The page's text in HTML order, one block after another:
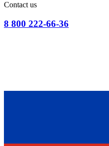
Contact us
8 800 222-66-36